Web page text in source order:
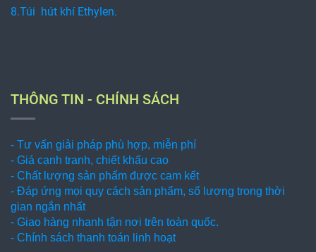
8.Túi hút khí Ethylen.
THÔNG TIN - CHÍNH SÁCH
- Tư vấn giải pháp phù hợp, miễn phí
- Giá cạnh tranh, chiết khấu cao
- Chất lượng sản phẩm được cam kết
- Đáp ứng mọi quy cách sản phẩm, số lượng trong thời
gian ngắn nhất
- Giao hàng nhanh tận nơi trên toàn quốc.
- Chính sách thanh toán linh hoạt